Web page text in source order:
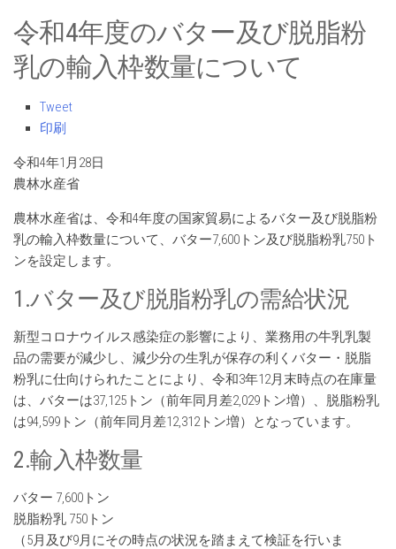
令和4年度のバター及び脱脂粉
乳の輸入枠数量について
Tweet
印刷
令和4年1月28日
農林水産省
農林水産省は、令和4年度の国家貿易によるバター及び脱脂粉
乳の輸入枠数量について、バター7,600トン及び脱脂粉乳750ト
ンを設定します。
1.バター及び脱脂粉乳の需給状況
新型コロナウイルス感染症の影響により、業務用の牛乳乳製
品の需要が減少し、減少分の生乳が保存の利くバター・脱脂
粉乳に仕向けられたことにより、令和3年12月末時点の在庫量
は、バターは37,125トン（前年同月差2,029トン増）、脱脂粉乳
は94,599トン（前年同月差12,312トン増）となっています。
2.輸入枠数量
バター 7,600トン
脱脂粉乳 750トン
（5月及び9月にその時点の状況を踏まえて検証を行いま